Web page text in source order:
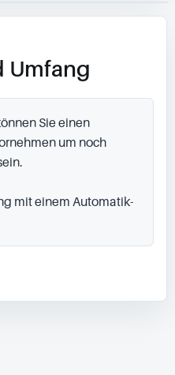
Umfang
Sie einen
um noch
mit einem Automatik-